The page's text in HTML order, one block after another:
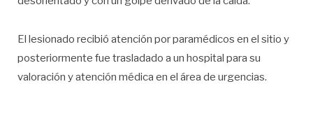
El lesionado recibió atención por paramédicos en el sitio y
posteriormente fue trasladado a un hospital para su
valoración y atención médica en el área de urgencias.